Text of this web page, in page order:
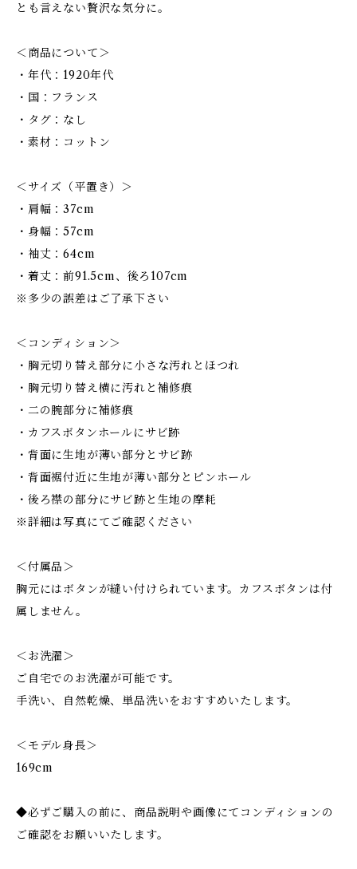
とも言えない贅沢な気分に。
＜商品について＞
・年代：1920年代
・国：フランス
・タグ：なし
・素材：コットン
＜サイズ（平置き）＞
・肩幅：37cm
・身幅：57cm
・袖丈：64cm
・着丈：前91.5cm、後ろ107cm
※多少の誤差はご了承下さい
＜コンディション＞
・胸元切り替え部分に小さな汚れとほつれ
・胸元切り替え横に汚れと補修痕
・二の腕部分に補修痕
・カフスボタンホールにサビ跡
・背面に生地が薄い部分とサビ跡
・背面裾付近に生地が薄い部分とピンホール
・後ろ襟の部分にサビ跡と生地の摩耗
※詳細は写真にてご確認ください
＜付属品＞
胸元にはボタンが縫い付けられています。カフスボタンは付
属しません。
＜お洗濯＞
ご自宅でのお洗濯が可能です。
手洗い、自然乾燥、単品洗いをおすすめいたします。
＜モデル身長＞
169cm
◆必ずご購入の前に、商品説明や画像にてコンディションの
ご確認をお願いいたします。